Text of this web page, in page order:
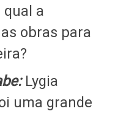
qual a
obras para
Lygia
uma grande